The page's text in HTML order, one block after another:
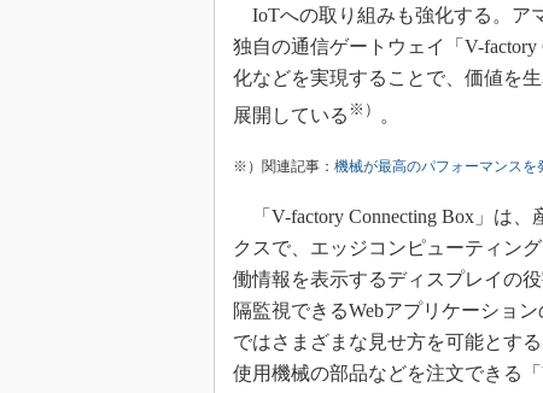
IoTへの取り組みも強化する。ア
独自の通信ゲートウェイ「V-
化などを実現することで、価値を
展開している ※） 。
※）関連記事： 機械が最高のパフォーマンス
「V-factory Connecting Box」は
クスで、エッジコンピューティン
働情報を表示するディスプレイの
隔監視できるWebアプリケーショ
ではさまざまな見せ方を可能とす
使用機械の部品などを注文できる